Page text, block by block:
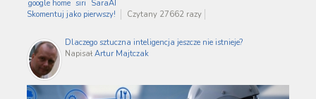
google home siri SaraAI
Skomentuj jako pierwszy!
Czytany 27662 razy
Dlaczego sztuczna inteligencja jeszcze nie istnieje?
Napisał Artur Majtczak